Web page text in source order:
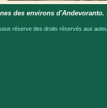
des environs d'Andevoranto.
réserve des droits réservés aux